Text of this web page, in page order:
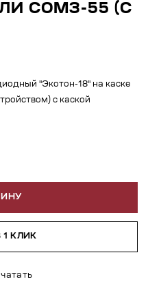
СОМЗ-55 (С
"Экотон-18" на каске
с каской
1 КЛИК